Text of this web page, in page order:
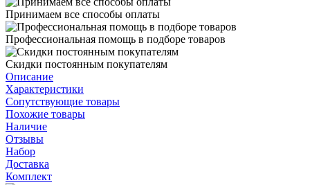
Принимаем все способы оплаты
Профессиональная помощь в подборе товаров
Скидки постоянным покупателям
Описание
Характеристики
Сопутствующие товары
Похожие товары
Наличие
Отзывы
Набор
Доставка
Комплект